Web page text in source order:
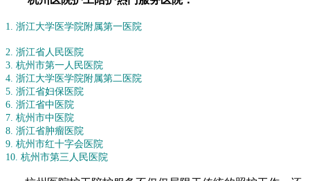
1. 浙江大学医学院附属第一医院
2. 浙江省人民医院
3. 杭州市第一人民医院
4. 浙江大学医学院附属第二医院
5. 浙江省妇保医院
6. 浙江省中医院
7. 杭州市中医院
8. 浙江省肿瘤医院
9. 杭州市红十字会医院
10. 杭州市第三人民医院